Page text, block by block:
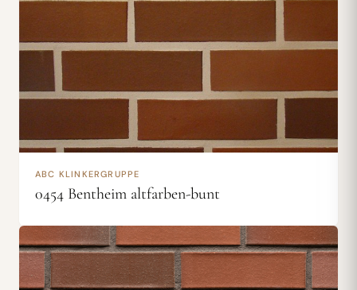
ABC KLINKERGRUPPE
0454 Bentheim altfarben-bunt